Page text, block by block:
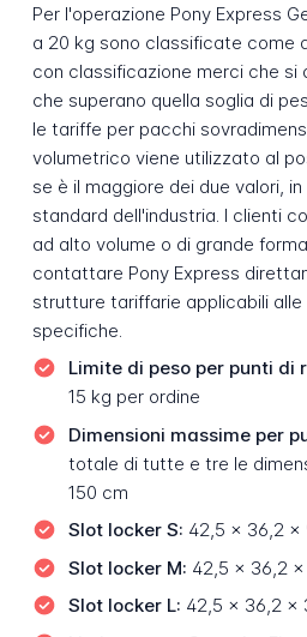
Per l'operazione Pony Express
a 20 kg sono classificate come
con classificazione merci che si
che superano quella soglia di
le tariffe per pacchi
volumetrico viene utilizzato al
se è il maggiore dei due valori,
standard dell'industria. I clienti
ad alto volume o di grande
contattare Pony Express
strutture tariffarie applicabili
specifiche.
Limite di peso per punti di
15 kg per ordine
Dimensioni massime per
totale di tutte e tre le
150 cm
Slot locker S: 42,5 x 36,2 x
Slot locker M: 42,5 x 36,2
Slot locker L: 42,5 x 36,2 x